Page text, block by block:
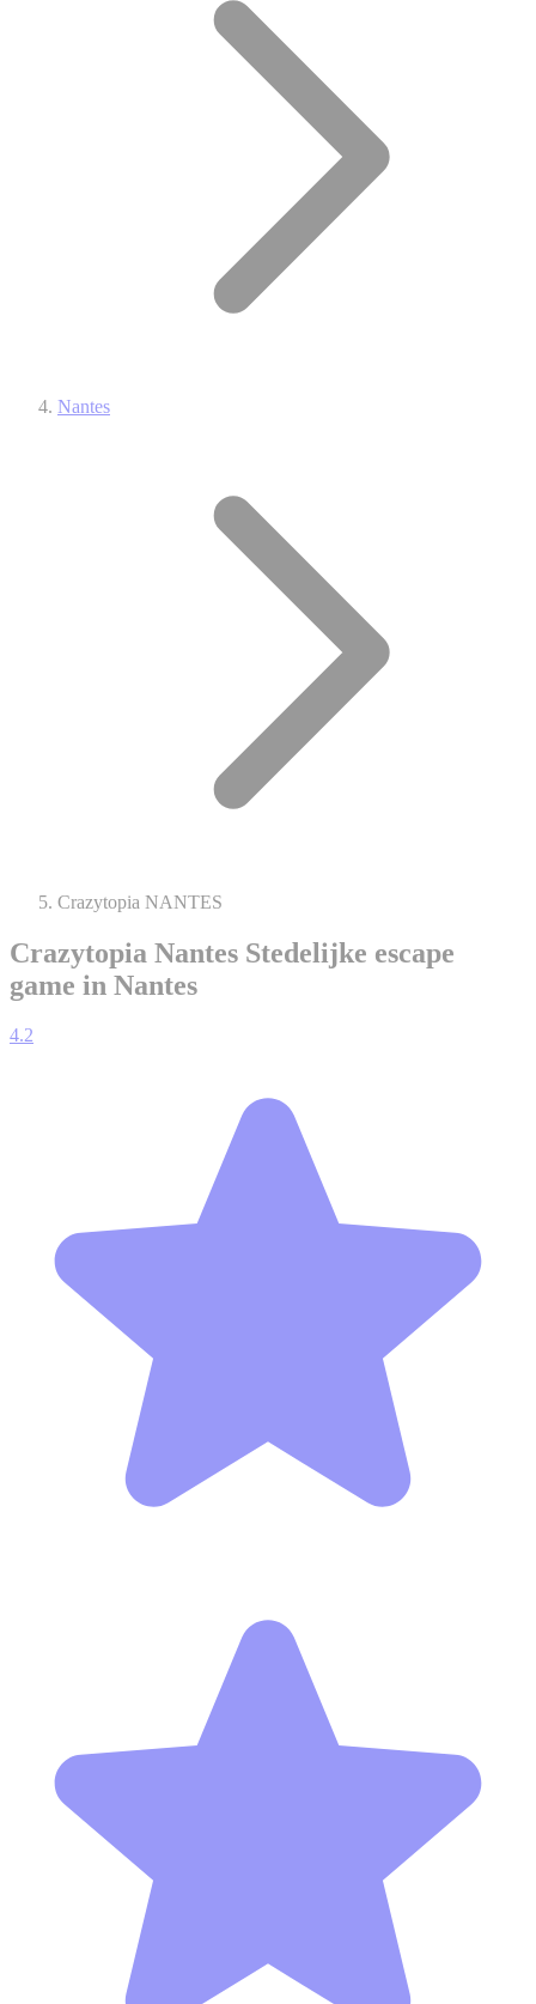
Nantes
Crazytopia NANTES
Crazytopia Nantes Stedelijke escape
game in Nantes
4.2